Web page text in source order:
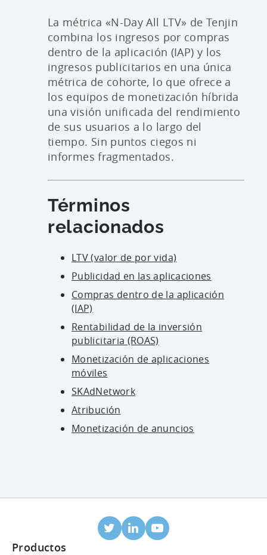
La métrica «N-Day All LTV» de Tenjin
combina los ingresos por compras
dentro de la aplicación (IAP) y los
ingresos publicitarios en una única
métrica de cohorte, lo que ofrece a
los equipos de monetización híbrida
una visión unificada del rendimiento
de sus usuarios a lo largo del
tiempo. Sin puntos ciegos ni
informes fragmentados.
Términos
relacionados
LTV (valor de por vida)
Publicidad en las aplicaciones
Compras dentro de la aplicación
(IAP)
Rentabilidad de la inversión
publicitaria (ROAS)
Monetización de aplicaciones
móviles
SKAdNetwork
Atribución
Monetización de anuncios
Productos